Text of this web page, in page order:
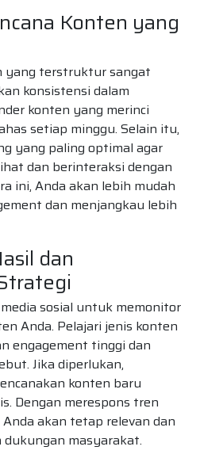
Konten yang
yang terstruktur sangat
konsistensi dalam
konten yang merinci
setiap minggu. Selain itu,
yang paling optimal agar
dan berinteraksi dengan
ini, Anda akan lebih mudah
dan menjangkau lebih
dan
sosial untuk memonitor
Anda. Pelajari jenis konten
engagement tinggi dan
Jika diperlukan,
konten baru
Dengan merespons tren
akan tetap relevan dan
masyarakat.